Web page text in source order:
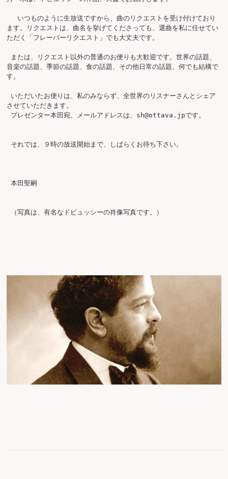
ます。リクエストは、曲名を挙げてくださっても、選曲を私に任せてい
ただく「フレーバーリクエスト」でも大丈夫です。
音楽の話題、季節の話題、食の話題、その他日常の話題、何でも結構で
す。
させていただきます。
プレゼンター本田宛、メールアドレスは、 sh@ottava.jpです。
本田聖嗣